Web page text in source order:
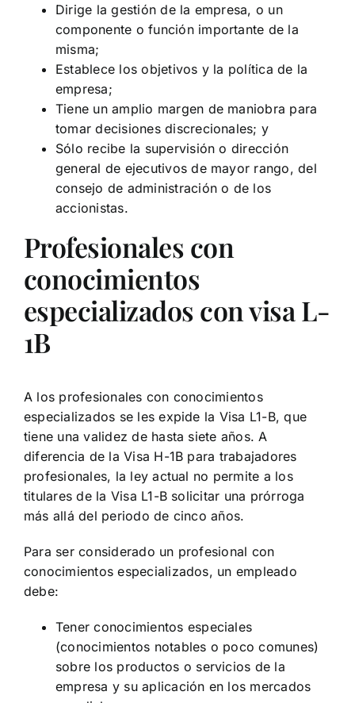
Dirige la gestión de la empresa, o un
componente o función importante de la
misma;
Establece los objetivos y la política de la
empresa;
Tiene un amplio margen de maniobra para
tomar decisiones discrecionales; y
Sólo recibe la supervisión o dirección
general de ejecutivos de mayor rango, del
consejo de administración o de los
accionistas.
Profesionales con
conocimientos
especializados con visa L-
1B
A los profesionales con conocimientos
especializados se les expide la Visa L1-B, que
tiene una validez de hasta siete años. A
diferencia de la Visa H-1B para trabajadores
profesionales, la ley actual no permite a los
titulares de la Visa L1-B solicitar una prórroga
más allá del periodo de cinco años.
Para ser considerado un profesional con
conocimientos especializados, un empleado
debe:
Tener conocimientos especiales
(conocimientos notables o poco comunes)
sobre los productos o servicios de la
empresa y su aplicación en los mercados